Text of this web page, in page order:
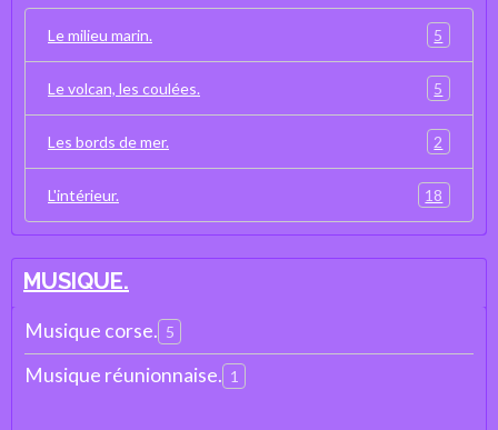
Le milieu marin. 5
Le volcan, les coulées. 5
Les bords de mer. 2
L'intérieur. 18
MUSIQUE.
Musique corse. 5
Musique réunionnaise. 1